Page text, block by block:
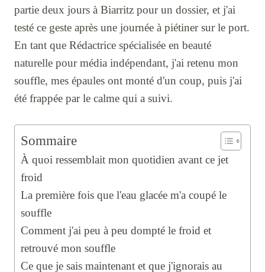
partie deux jours à Biarritz pour un dossier, et j'ai
testé ce geste après une journée à piétiner sur le port.
En tant que Rédactrice spécialisée en beauté
naturelle pour média indépendant, j'ai retenu mon
souffle, mes épaules ont monté d'un coup, puis j'ai
été frappée par le calme qui a suivi.
Sommaire
À quoi ressemblait mon quotidien avant ce jet
froid
La première fois que l'eau glacée m'a coupé le
souffle
Comment j'ai peu à peu dompté le froid et
retrouvé mon souffle
Ce que je sais maintenant et que j'ignorais au